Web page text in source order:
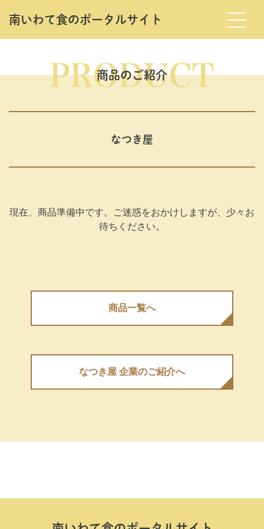
南いわて⾷のポータルサイト
the
商品のご紹介
なつき屋
現在、商品準備中です。ご迷惑をおかけしますが、少々お
待ちください。
商品⼀覧へ
なつき屋 企業のご紹介へ